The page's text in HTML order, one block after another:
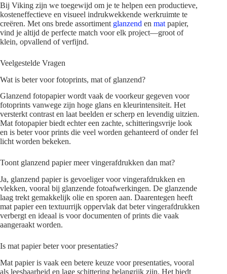
Bij Viking zijn we toegewijd om je te helpen een productieve,
kosteneffectieve en visueel indrukwekkende werkruimte te
creëren. Met ons brede assortiment glanzend en mat papier,
vind je altijd de perfecte match voor elk project—groot of
klein, opvallend of verfijnd.
Veelgestelde Vragen
Wat is beter voor fotoprints, mat of glanzend?
Glanzend fotopapier wordt vaak de voorkeur gegeven voor
fotoprints vanwege zijn hoge glans en kleurintensiteit. Het
versterkt contrast en laat beelden er scherp en levendig uitzien.
Mat fotopapier biedt echter een zachte, schitteringsvrije look
en is beter voor prints die veel worden gehanteerd of onder fel
licht worden bekeken.
Toont glanzend papier meer vingerafdrukken dan mat?
Ja, glanzend papier is gevoeliger voor vingerafdrukken en
vlekken, vooral bij glanzende fotoafwerkingen. De glanzende
laag trekt gemakkelijk olie en sporen aan. Daarentegen heeft
mat papier een textuurrijk oppervlak dat beter vingerafdrukken
verbergt en ideaal is voor documenten of prints die vaak
aangeraakt worden.
Is mat papier beter voor presentaties?
Mat papier is vaak een betere keuze voor presentaties, vooral
als leesbaarheid en lage schittering belangrijk zijn. Het biedt